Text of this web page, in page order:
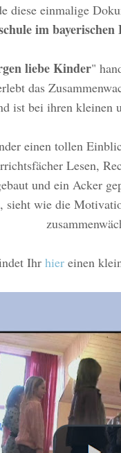
diese einmalige
im bayerischen
liebe Kinder"
das
ist bei ihren kleinen
einen tollen
Lesen,
und ein Acker
sieht wie die
Ihr hier einen